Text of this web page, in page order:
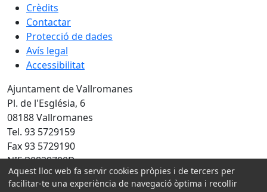
Crèdits
Contactar
Protecció de dades
Avís legal
Accessibilitat
Ajuntament de Vallromanes
Pl. de l'Església, 6
08188 Vallromanes
Tel. 93 5729159
Fax 93 5729190
NIF P0829700D
Amb la col·laboració de:
Aquest lloc web fa servir cookies pròpies i de tercers per
facilitar-te una experiència de navegació òptima i recollir